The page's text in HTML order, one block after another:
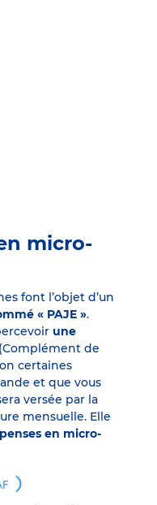
micro-
font l’objet d’un
« PAJE ».
une
(Complément de
certaines
et que vous
versée par la
mensuelle. Elle
en micro-